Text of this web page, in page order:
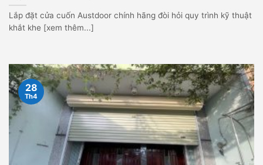
Lắp đặt cửa cuốn Austdoor chính hãng đòi hỏi quy trình kỹ thuật
khắt khe [xem thêm...]
28
Th4